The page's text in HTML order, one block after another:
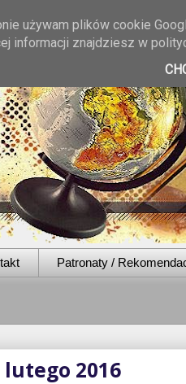
Patronaty /
lutego 2016
używam plików cookie
informacji znajdziesz w